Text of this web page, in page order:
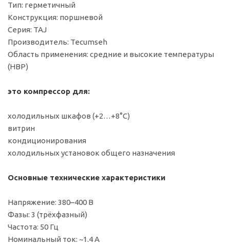
Тип: герметичный
Конструкция: поршневой
Серия: TAJ
Производитель: Tecumseh
Область применения: средние и высокие температуры
(HBP)
это компрессор для:
холодильных шкафов (+2…+8°C)
витрин
кондиционирования
холодильных установок общего назначения
Основные технические характеристики
Напряжение: 380–400 В
Фазы: 3 (трёхфазный)
Частота: 50 Гц
Номинальный ток: ~1.4 А